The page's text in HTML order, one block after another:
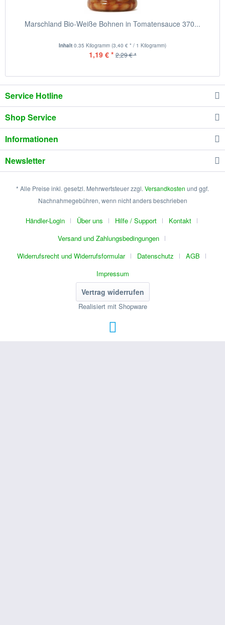
Marschland Bio-Weiße Bohnen in Tomatensauce 370...
Inhalt 0.35 Kilogramm (3,40 € * / 1 Kilogramm)
1,19 € * 2,29 € *
Service Hotline
Shop Service
Informationen
Newsletter
* Alle Preise inkl. gesetzl. Mehrwertsteuer zzgl. Versandkosten und ggf.
Nachnahmegebühren, wenn nicht anders beschrieben
Händler-Login Über uns Hilfe / Support
Kontakt
Versand und Zahlungsbedingungen
Widerrufsrecht und Widerrufsformular
Datenschutz
AGB
Impressum
Vertrag widerrufen
Realisiert mit Shopware